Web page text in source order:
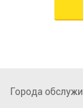
Города